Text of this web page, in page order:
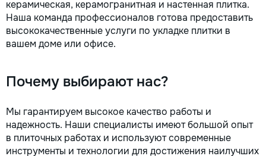
керамическая, керамогранитная и настенная плитка.
Наша команда профессионалов готова предоставить
высококачественные услуги по укладке плитки в
вашем доме или офисе.
Почему выбирают нас?
Мы гарантируем высокое качество работы и
надежность. Наши специалисты имеют большой опыт
в плиточных работах и используют современные
инструменты и технологии для достижения наилучших